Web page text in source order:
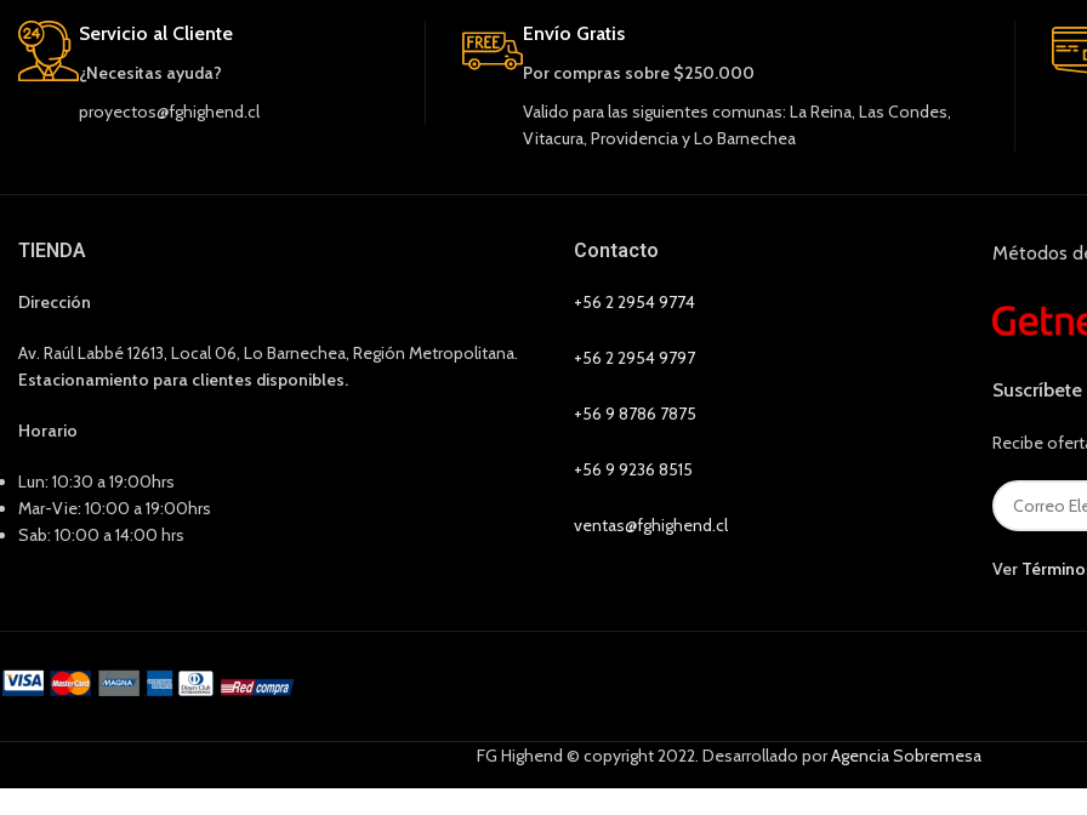
Servicio al Cliente
¿Necesitas ayuda?
proyectos@fghighend.cl
Envío Gratis
Por compras sobre $250.000
Valido para las siguientes comunas: La Reina, Las Condes,
Vitacura, Providencia y Lo Barnechea
TIENDA
Dirección
Av. Raúl Labbé 12613, Local 06, Lo Barnechea, Región Metropolitana.
Estacionamiento para clientes disponibles.
Horario
Lun: 10:30 a 19:00hrs
Mar-Vie: 10:00 a 19:00hrs
Sab: 10:00 a 14:00 hrs
Contacto
+56 2 2954 9774
+56 2 2954 9797
+56 9 8786 7875
+56 9 9236 8515
ventas@fghighend.cl
Métodos
Recibe
Ver
FG Highend © copyright 2022. Desarrollado porAgencia Sobremesa